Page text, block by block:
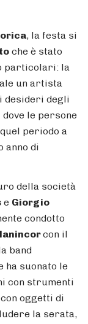
, la festa si
che è stato
particolari: la
un artista
desideri degli
dove le persone
periodo a
anno di
della società
e Giorgio
condotto
con il
band
ha suonato le
con strumenti
oggetti di
la serata,